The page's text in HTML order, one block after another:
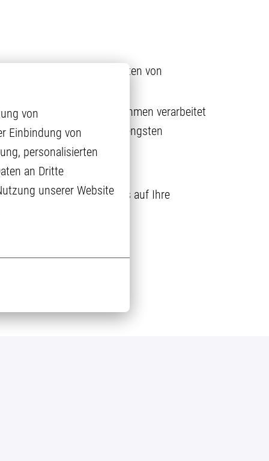
von
Einbindung von
personalisierten
an Dritte
unserer Website
der größten Produzenten von
Geflügelproduktion.
Polen. Unser Unternehmen verarbeitet
Prozess unterliegt strengsten
zählt.
Dann freuen wir uns auf Ihre